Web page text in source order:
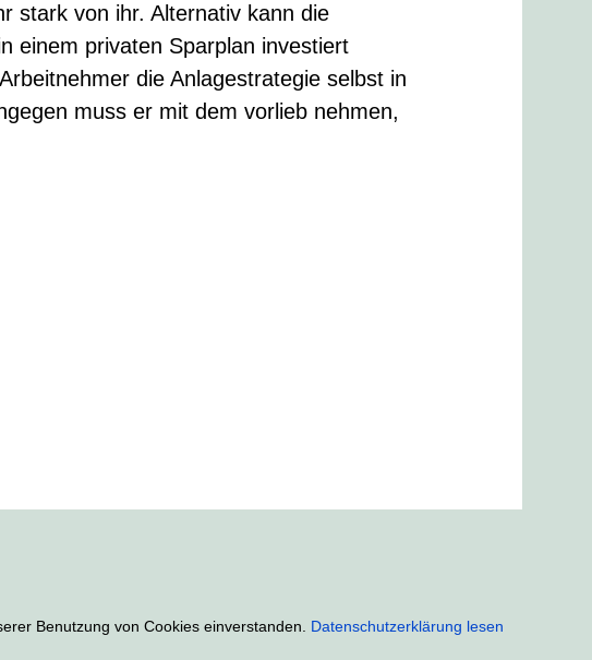
stark von ihr. Alternativ kann die
einem privaten Sparplan investiert
die Anlagestrategie selbst in
muss er mit dem vorlieb nehmen,
Benutzung von Cookies einverstanden. Datenschutzerklärung lesen